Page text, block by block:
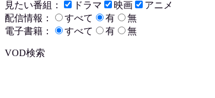
見たい番組：
ドラマ 映画
アニメ
配信情報：
すべて 有
無
電子書籍：
すべて 有 無
VOD検索